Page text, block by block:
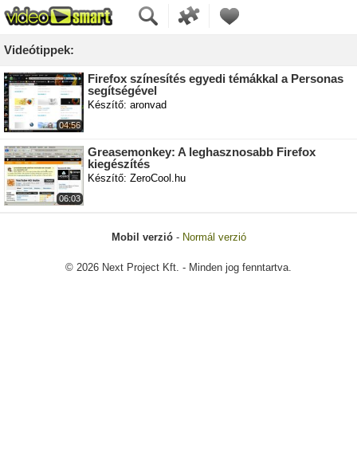
Videótippek:
04:56
Firefox színesítés egyedi témákkal a Personas
segítségével
Készítő: aronvad
06:03
Greasemonkey: A leghasznosabb Firefox
kiegészítés
Készítő: ZeroCool.hu
Mobil verzió- Normál verzió
© 2026 Next Project Kft. - Minden jog fenntartva.